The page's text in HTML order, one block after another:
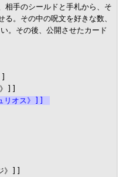
相手のシールドと手札から、そ
。その中の呪文を好きな数、
。その後、公開させたカード
リオス》]]
》]]